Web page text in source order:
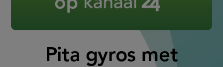
Pita gyros met